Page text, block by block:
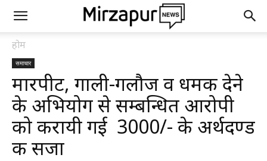
होम
समाचार
मारपीट, गाली-गलौज व धमकी देने
के अभियोग से सम्बन्धित आरोपी
को करायी गई ₹ 3000/- के अर्थदण्ड
की सजा